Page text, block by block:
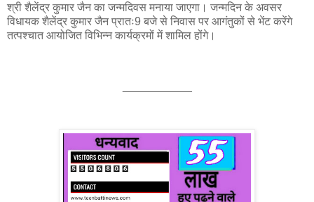
श्री शैलेंद्र कुमार जैन का जन्मदिवस मनाया जाएगा। जन्मदिन के अवसर
विधायक शैलेंद्र कुमार जैन प्रातः9 बजे से निवास पर आगंतुकों से भेंट करेंगे
तत्पश्चात आयोजित विभिन्न कार्यक्रमों में शामिल होंगे।